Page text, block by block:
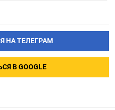
НА ТЕЛЕГРАМ
В GOOGLE